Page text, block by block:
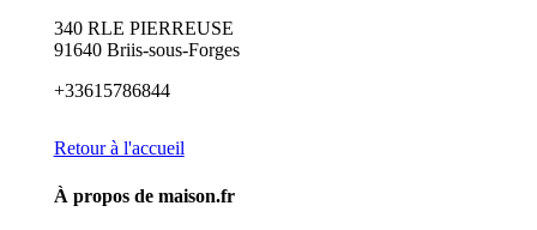
340 RLE PIERREUSE
91640 Briis-sous-Forges
+33615786844
Retour à l'accueil
À propos de maison.fr